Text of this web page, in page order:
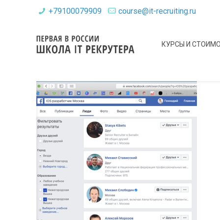
+79100079909 course@it-recruiting.ru
КУРСЫ И